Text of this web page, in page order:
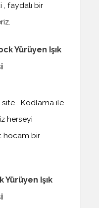
, faydalı bir
Yürüyen Işık
. Kodlama ile
herseyi
hocam bir
Yürüyen Işık